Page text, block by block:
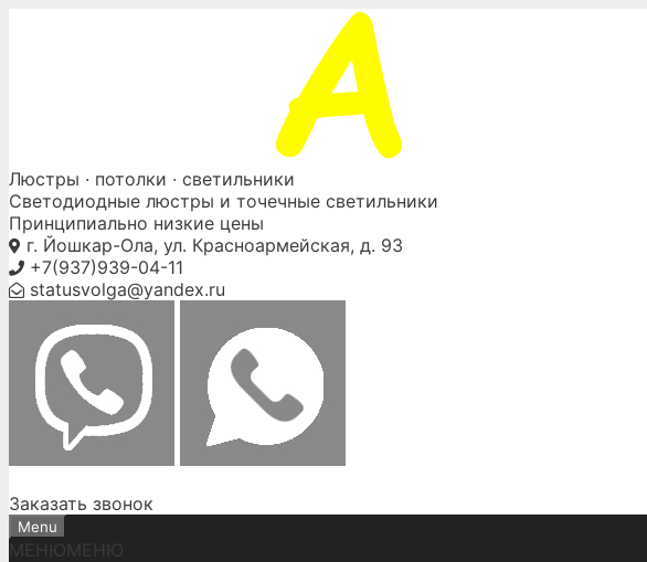
Люстры · потолки · светильники
Светодиодные люстры и точечные светильники
Принципиально низкие цены
г. Йошкар-Ола, ул. Красноармейская, д. 93
+7(937)939-04-11
statusvolga@yandex.ru
Заказать звонок
Menu
МЕНЮМЕНЮ